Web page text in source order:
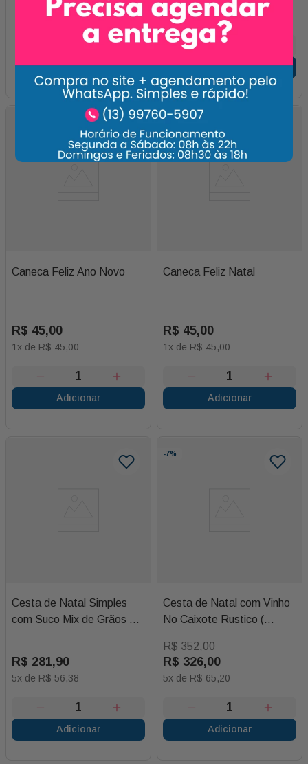
1x deR$ 25,00
Adicionar
Caneca Feliz Ano Novo
R$ 45,00
1x de R$ 45,00
Adicionar
Caneca Feliz Natal
R$ 45,00
1x de R$ 45,00
Adicionar
Cesta de Natal Simples
com Suco Mix de Grãos e
R$ 281,90
5x de R$ 56,38
Adicionar
-7%
Cesta de Natal com Vinho
No Caixote Rustico (
R$ 352,00
R$ 326,00
5x de R$ 65,20
Adicionar